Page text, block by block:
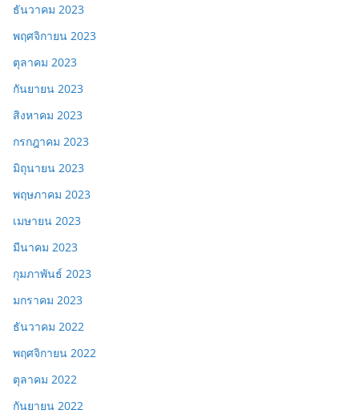
ธันวาคม 2023
พฤศจิกายน 2023
ตุลาคม 2023
กันยายน 2023
สิงหาคม 2023
กรกฎาคม 2023
มิถุนายน 2023
พฤษภาคม 2023
เมษายน 2023
มีนาคม 2023
กุมภาพันธ์ 2023
มกราคม 2023
ธันวาคม 2022
พฤศจิกายน 2022
ตุลาคม 2022
กันยายน 2022